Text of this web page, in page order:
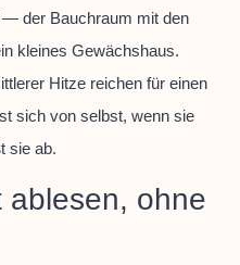
der Bauchraum mit den
kleines Gewächshaus.
Hitze reichen für einen
sich von selbst, wenn sie
sie ab.
ablesen, ohne